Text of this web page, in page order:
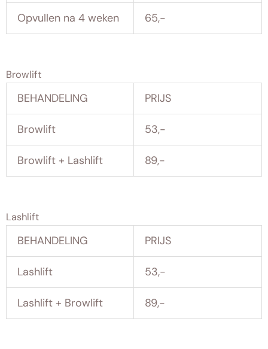
Opvullen na 4 weken 65,-
Browlift
BEHANDELING PRIJS
Browlift 53,-
Browlift + Lashlift 89,-
Lashlift
BEHANDELING PRIJS
Lashlift 53,-
Lashlift + Browlift 89,-